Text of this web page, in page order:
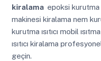
kiralama epoksi kurutma
makinesi kiralama nem
kurutma ısıtıcı mobil
ısıtıcı kiralama
geçin.